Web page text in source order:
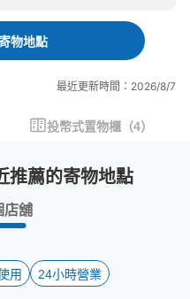
物地點
最近更新時間：2026/8/7
投幣式置物櫃 （4）
推薦的寄物地點
店舖
用 24小時營業